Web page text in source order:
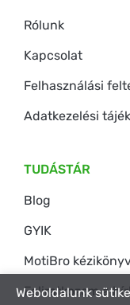
Rólunk
Kapcsolat
Felhasználási
Adatkezelési
TUDÁSTÁR
Blog
GYIK
MotiBro
Feliratkozom a
Weboldalunk